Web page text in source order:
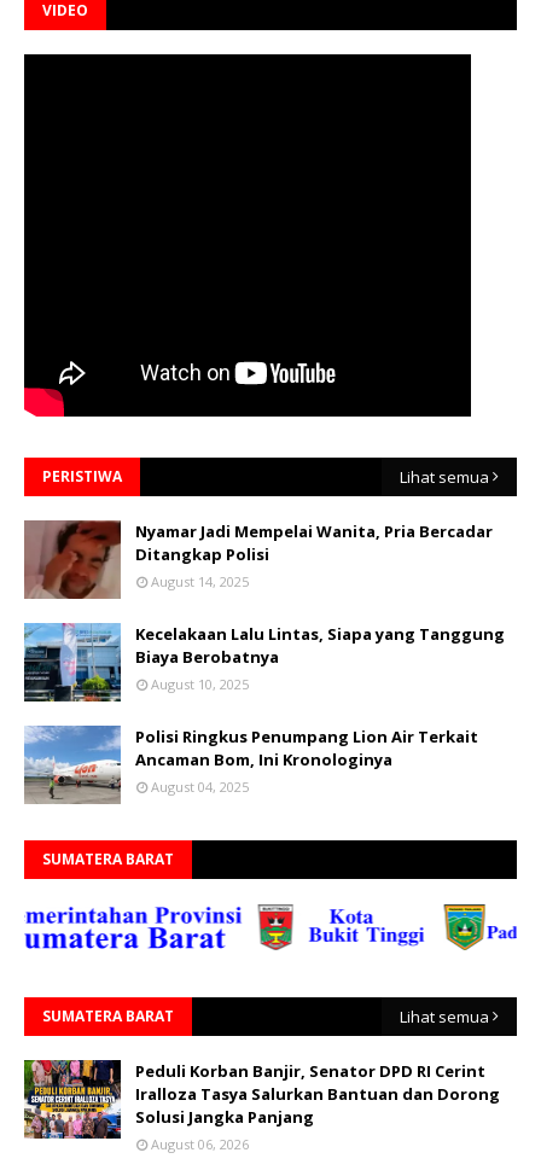
VIDEO
PERISTIWA Lihat semua
Nyamar Jadi Mempelai Wanita, Pria Bercadar
Ditangkap Polisi
August 14, 2025
Kecelakaan Lalu Lintas, Siapa yang Tanggung
Biaya Berobatnya
August 10, 2025
Polisi Ringkus Penumpang Lion Air Terkait
Ancaman Bom, Ini Kronologinya
August 04, 2025
SUMATERA BARAT
SUMATERA BARAT Lihat semua
Peduli Korban Banjir, Senator DPD RI Cerint
Iralloza Tasya Salurkan Bantuan dan Dorong
Solusi Jangka Panjang
August 06, 2026